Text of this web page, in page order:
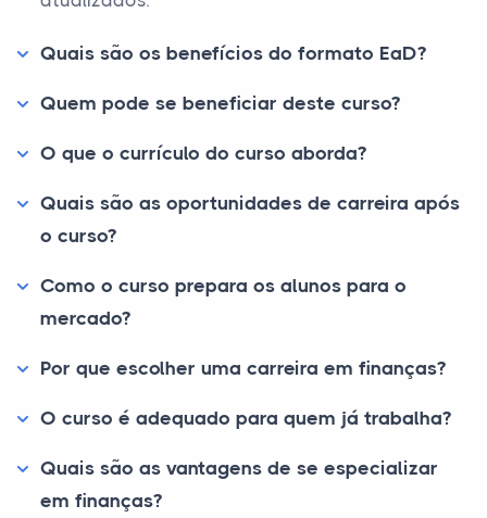
Quais são os benefícios do formato EaD?
Quem pode se beneficiar deste curso?
O que o currículo do curso aborda?
Quais são as oportunidades de carreira após
o curso?
Como o curso prepara os alunos para o
mercado?
Por que escolher uma carreira em finanças?
O curso é adequado para quem já trabalha?
Quais são as vantagens de se especializar
em finanças?